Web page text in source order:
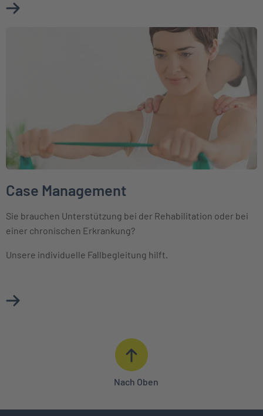
Mehr über Gesundheitsprogramme erfahren
Case Management
Sie brauchen Unterstützung bei der Rehabilitation oder bei
einer chronischen Erkrankung?
Unsere individuelle Fallbegleitung hilft.
Mehr über Case Management erfahren
Nach Oben